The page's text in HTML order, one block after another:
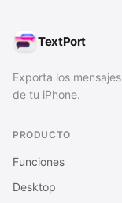
TextPort
Exporta los mensajes
de tu iPhone.
PRODUCTO
Funciones
Desktop